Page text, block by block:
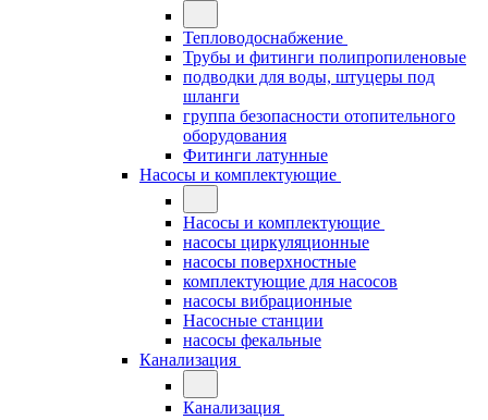
Тепловодоснабжение
Трубы и фитинги полипропиленовые
подводки для воды, штуцеры под
шланги
группа безопасности отопительного
оборудования
Фитинги латунные
Насосы и комплектующие
Насосы и комплектующие
насосы циркуляционные
насосы поверхностные
комплектующие для насосов
насосы вибрационные
Насосные станции
насосы фекальные
Канализация
Канализация